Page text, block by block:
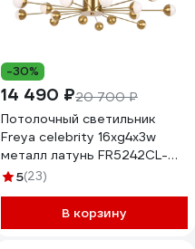
-30%
14 490 ₽20 700 ₽
Потолочный светильник
Freya celebrity 16хg4x3w
металл латунь FR5242CL-
16BS
5(23)
В корзину